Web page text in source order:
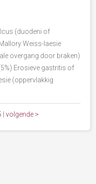
(duodeni of
Weiss-laesie
overgang door braken)
Erosieve gastritis of
(oppervlakkig
volgende >